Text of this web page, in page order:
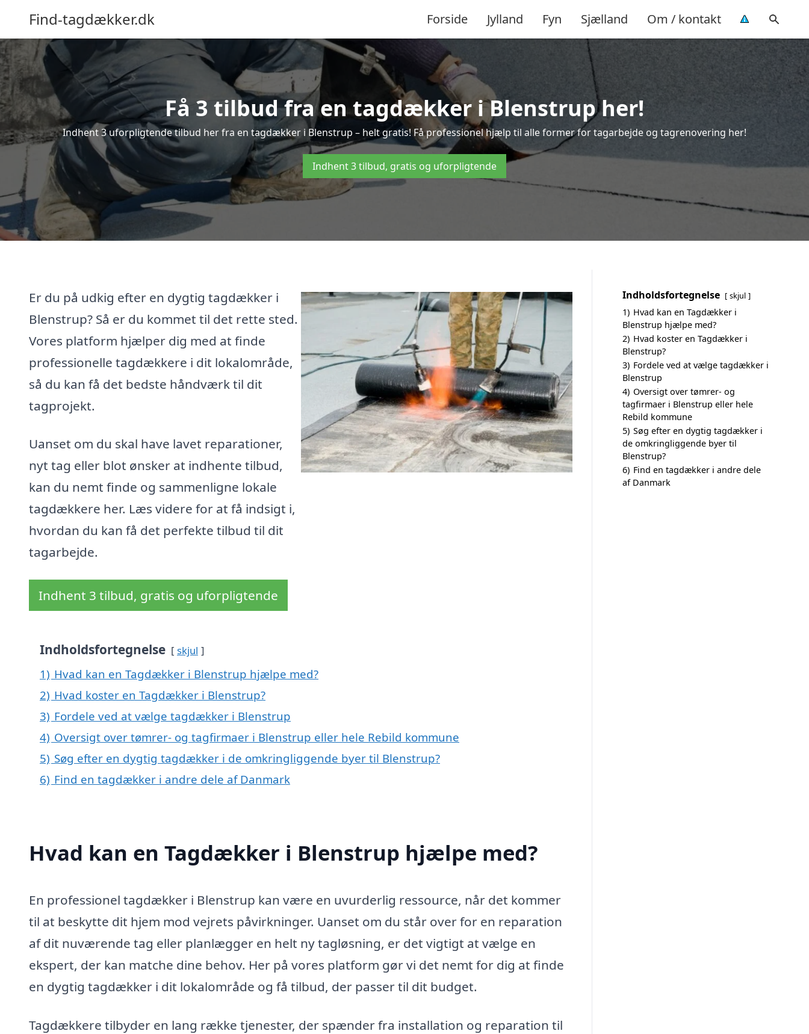
Find-tagdækker.dk Forside Jylland Fyn Sjælland Om / kontakt
Få 3 tilbud fra en tagdækker i Blenstrup her!
Indhent 3 uforpligtende tilbud her fra en tagdækker i Blenstrup – helt gratis! Få professionel hjælp til alle former for tagarbejde og tagrenovering her!
Indhent 3 tilbud, gratis og uforpligtende
Er du på udkig efter en dygtig tagdækker i
Blenstrup? Så er du kommet til det rette sted.
Vores platform hjælper dig med at finde
professionelle tagdækkere i dit lokalområde,
så du kan få det bedste håndværk til dit
tagprojekt.
Uanset om du skal have lavet reparationer,
nyt tag eller blot ønsker at indhente tilbud,
kan du nemt finde og sammenligne lokale
tagdækkere her. Læs videre for at få indsigt i,
hvordan du kan få det perfekte tilbud til dit
tagarbejde.
Indhent 3 tilbud, gratis og uforpligtende
Indholdsfortegnelse skjul
1) Hvad kan en Tagdækker i Blenstrup hjælpe med?
2) Hvad koster en Tagdækker i Blenstrup?
3) Fordele ved at vælge tagdækker i Blenstrup
4) Oversigt over tømrer- og tagfirmaer i Blenstrup eller hele Rebild kommune
5) Søg efter en dygtig tagdækker i de omkringliggende byer til Blenstrup?
6) Find en tagdækker i andre dele af Danmark
Hvad kan en Tagdækker i Blenstrup hjælpe med?
En professionel tagdækker i Blenstrup kan være en uvurderlig ressource, når det kommer
til at beskytte dit hjem mod vejrets påvirkninger. Uanset om du står over for en reparation
af dit nuværende tag eller planlægger en helt ny tagløsning, er det vigtigt at vælge en
ekspert, der kan matche dine behov. Her på vores platform gør vi det nemt for dig at finde
en dygtig tagdækker i dit lokalområde og få tilbud, der passer til dit budget.
Tagdækkere tilbyder en lang række tjenester, der spænder fra installation og reparation til
Indholdsfortegnelse skjul
1) Hvad kan en Tagdækker i
Blenstrup hjælpe med?
2) Hvad koster en Tagdækker i
Blenstrup?
3) Fordele ved at vælge tagdækker i
Blenstrup
4) Oversigt over tømrer- og
tagfirmaer i Blenstrup eller hele
Rebild kommune
5) Søg efter en dygtig tagdækker i
de omkringliggende byer til
Blenstrup?
6) Find en tagdækker i andre dele
af Danmark